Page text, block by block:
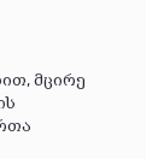
მცირე